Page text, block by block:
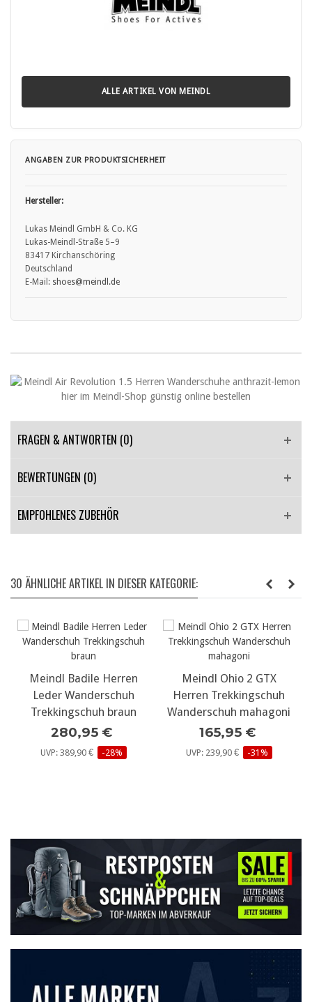
ALLE ARTIKEL VON MEINDL
ANGABEN ZUR PRODUKTSICHERHEIT
Hersteller:
Lukas Meindl GmbH & Co. KG
Lukas-Meindl-Straße 5–9
83417 Kirchanschöring
Deutschland
E-Mail: shoes@meindl.de
FRAGEN & ANTWORTEN (0)
BEWERTUNGEN (0)
EMPFOHLENES ZUBEHÖR
30 ÄHNLICHE ARTIKEL IN DIESER KATEGORIE:
Meindl Badile Herren
Leder Wanderschuh
Trekkingschuh braun
280,95 €
UVP: 389,90 € -28%
Meindl Ohio 2 GTX
Herren Trekkingschuh
Wanderschuh mahagoni
165,95 €
UVP: 239,90 € -31%